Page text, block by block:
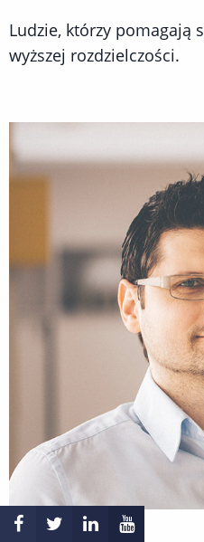
Ludzie, którzy pomagają
wyższej rozdzielczości.